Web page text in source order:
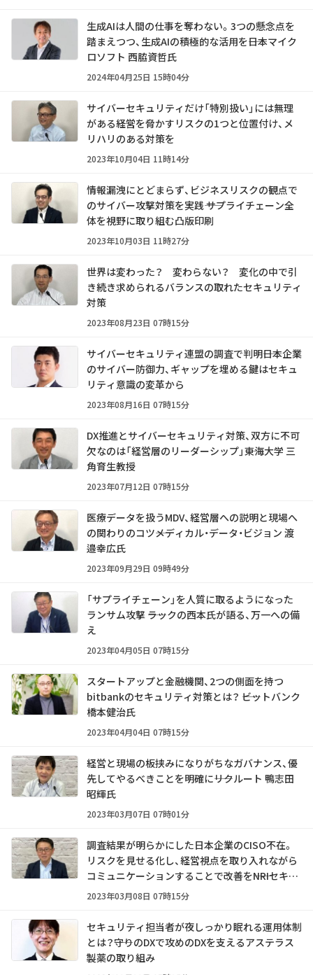
生成AIは人間の仕事を奪わない。3つの懸念点を
踏まえつつ、生成AIの積極的な活用を――日本マイク
ロソフト 西脇資哲氏
2024年04月25日 15時04分
サイバーセキュリティだけ「特別扱い」には無理
がある――経営を脅かすリスクの1つと位置付け、メ
リハリのある対策を
2023年10月04日 11時14分
情報漏洩にとどまらず、ビジネスリスクの観点で
のサイバー攻撃対策を実践―― サプライチェーン全
体を視野に取り組む凸版印刷
2023年10月03日 11時27分
世界は変わった？ 変わらない？ 変化の中で引
き続き求められるバランスの取れたセキュリティ
対策
2023年08月23日 07時15分
サイバーセキュリティ連盟の調査で判明――日本企業
のサイバー防御力、ギャップを埋める鍵はセキュ
リティ意識の変革から
2023年08月16日 07時15分
DX推進とサイバーセキュリティ対策、双方に不可
欠なのは「経営層のリーダーシップ」――東海大学 三
角育生教授
2023年07月12日 07時15分
医療データを扱うMDV、経営層への説明と現場へ
の関わりのコツ――メディカル・データ・ビジョン 渡
邉幸広氏
2023年09月29日 09時49分
「サプライチェーン」を人質に取るようになった
ランサム攻撃 ――ラックの西本氏が語る、万一への備
え
2023年04月05日 07時15分
スタートアップと金融機関、2つの側面を持つ
bitbankのセキュリティ対策とは？ ――ビットバンク
橋本健治氏
2023年04月04日 07時15分
経営と現場の板挟みになりがちなガバナンス、優
先してやるべきことを明確に――リクルート 鴨志田
昭輝氏
2023年03月07日 07時01分
調査結果が明らかにした日本企業のCISO不在。
リスクを見せる化し、経営視点を取り入れながら
コミュニケーションすることで改善を――NRIセキュ
アテクノロジーズ 足立道拡氏
2023年03月08日 07時15分
セキュリティ担当者が夜しっかり眠れる運用体制
とは？――守りのDXで攻めのDXを支えるアステラス
製薬の取り組み